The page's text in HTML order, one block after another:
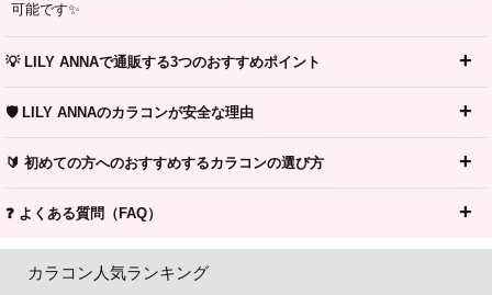
可能です✨
💡 LILY ANNAで通販する3つのおすすめポイント
🛡️ LILY ANNAのカラコンが安全な理由
🔰 初めての方へのおすすめするカラコンの選び方
❓ よくある質問（FAQ）
カラコン人気ランキング